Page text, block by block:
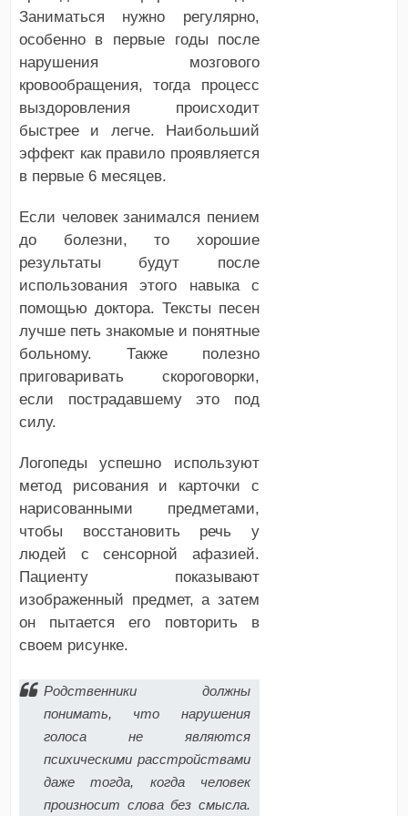
Заниматься нужно регулярно,
особенно в первые годы после
нарушения мозгового
кровообращения, тогда процесс
выздоровления происходит
быстрее и легче. Наибольший
эффект как правило проявляется
в первые 6 месяцев.
Если человек занимался пением
до болезни, то хорошие
результаты будут после
использования этого навыка с
помощью доктора. Тексты песен
лучше петь знакомые и понятные
больному. Также полезно
приговаривать скороговорки,
если пострадавшему это под
силу.
Логопеды успешно используют
метод рисования и карточки с
нарисованными предметами,
чтобы восстановить речь у
людей с сенсорной афазией.
Пациенту показывают
изображенный предмет, а затем
он пытается его повторить в
своем рисунке.
Родственники должны
понимать, что нарушения
голоса не являются
психическими расстройствами
даже тогда, когда человек
произносит слова без смысла.